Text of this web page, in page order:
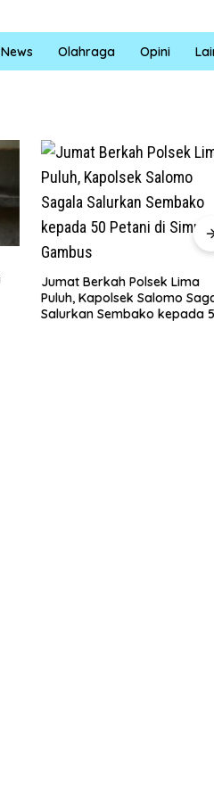
News Olahraga Opini
Jumat Berkah Polsek Lima
Puluh, Kapolsek Salomo Sagala
Salurkan Sembako kepada 50